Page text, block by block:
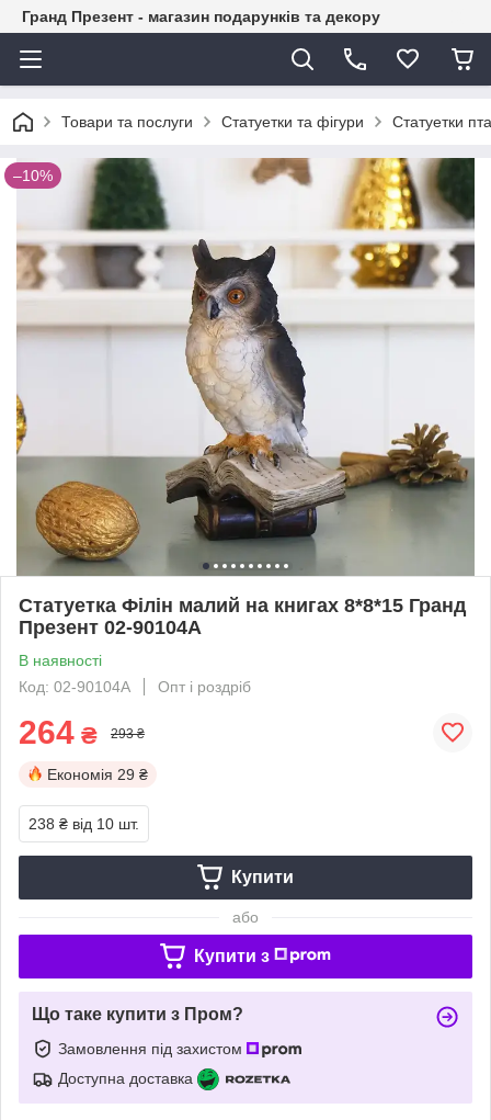
Гранд Презент - магазин подарунків та декору
Товари та послуги Статуетки та фігури Статуетки
–10%
Статуетка Філін малий на книгах 8*8*15 Гранд
Презент 02-90104A
В наявності
Код: 02-90104A
Опт і роздріб
264 ₴ 293 ₴
Економія 29 ₴
238 ₴ від 10 шт.
Купити
або
Купити з
Що таке купити з Пром?
Замовлення під захистом
Доступна доставка